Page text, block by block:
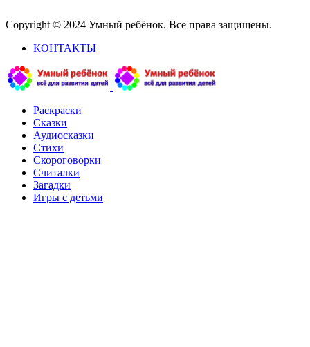
Copyright © 2024 Умный ребёнок. Все права защищены.
КОНТАКТЫ
Раскраски
Сказки
Аудиосказки
Стихи
Скороговорки
Считалки
Загадки
Игры с детьми